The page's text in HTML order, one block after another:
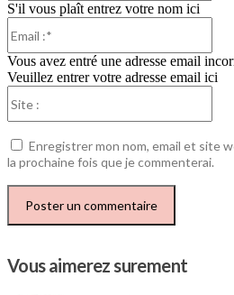
S'il vous plaît entrez votre nom ici
Vous avez entré une adresse email
Veuillez entrer votre adresse email ici
Enregistrer mon nom, email et site
la prochaine fois que je commenterai.
Vous aimerez surement